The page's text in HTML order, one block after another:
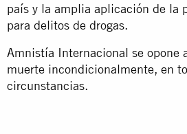
país y la amplia aplicación de la
para delitos de drogas.
Amnistía Internacional se opone
muerte incondicionalmente, en
circunstancias.